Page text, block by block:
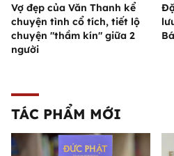
Vợ đẹp của Văn Thanh kể
chuyện tình cổ tích, tiết lộ
chuyện "thầm kín" giữa 2
người
TÁC PHẨM MỚI